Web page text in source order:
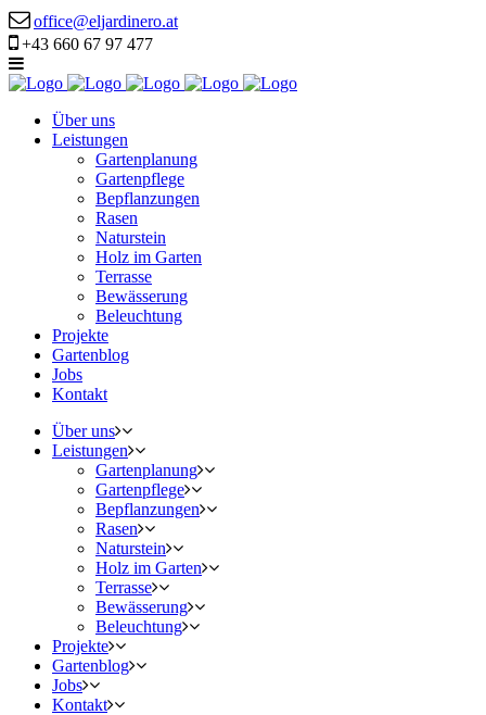
office@eljardinero.at
+43 660 67 97 477
Über uns
Leistungen
Gartenplanung
Gartenpflege
Bepflanzungen
Rasen
Naturstein
Holz im Garten
Terrasse
Bewässerung
Beleuchtung
Projekte
Gartenblog
Jobs
Kontakt
Über uns
Leistungen
Gartenplanung
Gartenpflege
Bepflanzungen
Rasen
Naturstein
Holz im Garten
Terrasse
Bewässerung
Beleuchtung
Projekte
Gartenblog
Jobs
Kontakt